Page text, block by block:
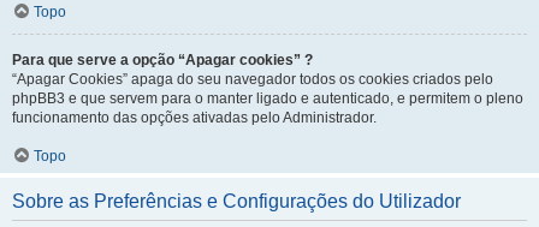
Topo
Para que serve a opção “Apagar cookies” ?
“Apagar Cookies” apaga do seu navegador todos os cookies criados pelo
phpBB3 e que servem para o manter ligado e autenticado, e permitem o pleno
funcionamento das opções ativadas pelo Administrador.
Topo
Sobre as Preferências e Configurações do Utilizador